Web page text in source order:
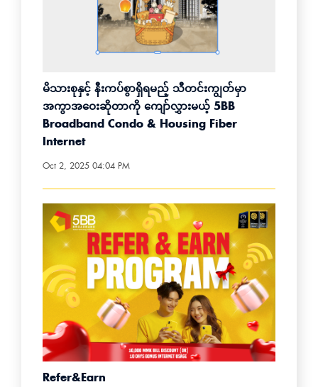
မိသားစုနှင့် နီးကပ်စွာရှိရမည့် သီတင်းကျွတ်မှာ
အကွာအဝေးဆိုတာကို ကျော်လွှားမယ့် 5BB
Broadband Condo & Housing Fiber
Internet
Oct 2, 2025 04:04 PM
Refer&earn